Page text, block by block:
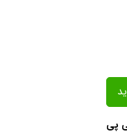
پی